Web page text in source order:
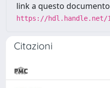
link a questo
https://hdl.handle.net/
Citazioni